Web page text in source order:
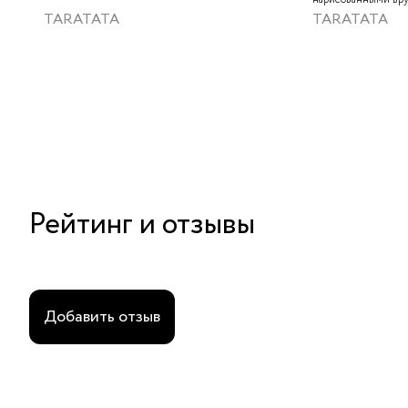
TARATATA
слюдяным
стеклянными
TARATATA
Рейтинг и отзывы
Добавить отзыв